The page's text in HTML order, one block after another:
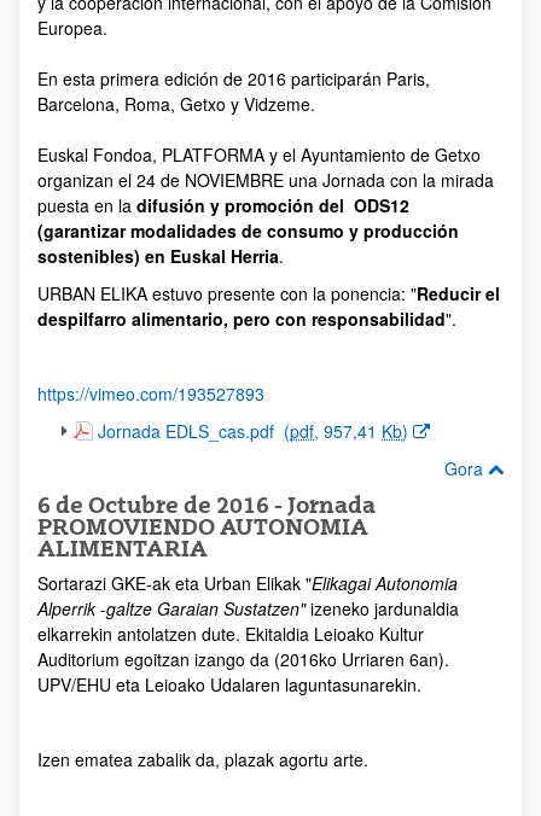
Europea.
En esta primera edición de 2016 participarán Paris,
Barcelona, Roma, Getxo y Vidzeme.
Euskal Fondoa, PLATFORMA y el Ayuntamiento de Getxo
organizan el 24 de NOVIEMBRE una Jornada con la mirada
puesta en la difusión y promoción del ODS12
(garantizar modalidades de consumo y producción
sostenibles) en Euskal Herria.
URBAN ELIKA estuvo presente con la ponencia: "Reducir el
despilfarro alimentario, pero con responsabilidad".
https://vimeo.com/193527893
(Beste leiho bat zabalduko du)
Jornada EDLS_cas.pdf (pdf, 957,41 Kb)
Gora
6 de Octubre de 2016 - Jornada
PROMOVIENDO AUTONOMIA
ALIMENTARIA
Sortarazi GKE-ak eta Urban Elikak "Elikagai Autonomia
Alperrik -galtze Garaian Sustatzen"izeneko jardunaldia
elkarrekin antolatzen dute. Ekitaldia Leioako Kultur
Auditorium egoitzan izango da (2016ko Urriaren 6an).
UPV/EHU eta Leioako Udalaren laguntasunarekin.
Izen ematea zabalik da, plazak agortu arte.